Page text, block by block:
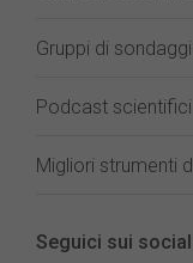
Gruppi di
Podcast scientifici
Migliori strumenti
Seguici sui